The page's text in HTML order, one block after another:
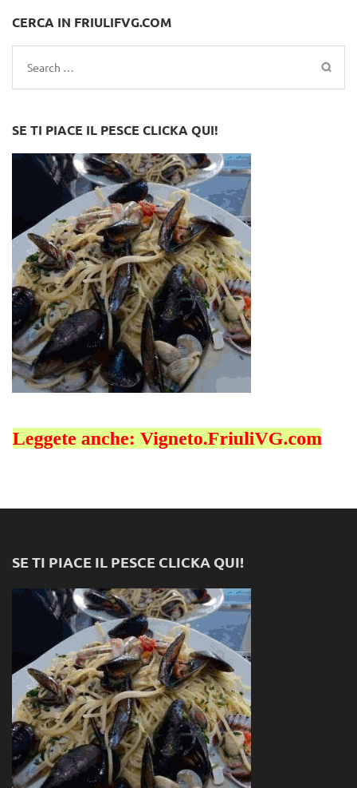
CERCA IN FRIULIFVG.COM
Search
for:
SE TI PIACE IL PESCE CLICKA QUI!
SE TI PIACE IL PESCE CLICKA QUI!